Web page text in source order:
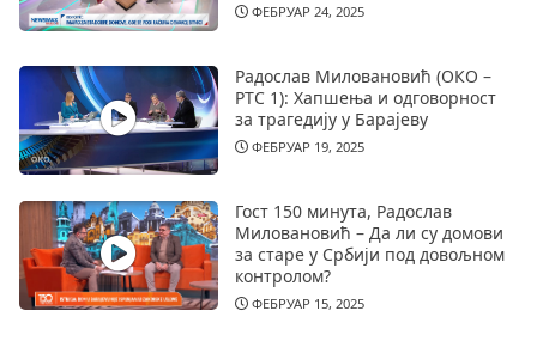
ФЕБРУАР 24, 2025
Радослав Миловановић (ОКО –
РТС 1): Хапшења и одговорност
за трагедију у Барајеву
ФЕБРУАР 19, 2025
Гост 150 минута, Радослав
Миловановић – Да ли су домови
за старе у Србији под довољном
контролом?
ФЕБРУАР 15, 2025